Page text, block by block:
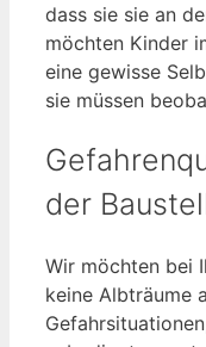
dass sie sie an
möchten Kinder
eine gewisse
sie müssen
der
Wir möchten bei
keine Albträume